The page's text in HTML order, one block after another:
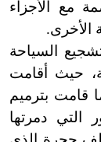
مع الأجزاء
الأخرى.
السياحة
حيث أقامت
يبعد عنها 100كم، كما قامت بترميم
التي دمرتها